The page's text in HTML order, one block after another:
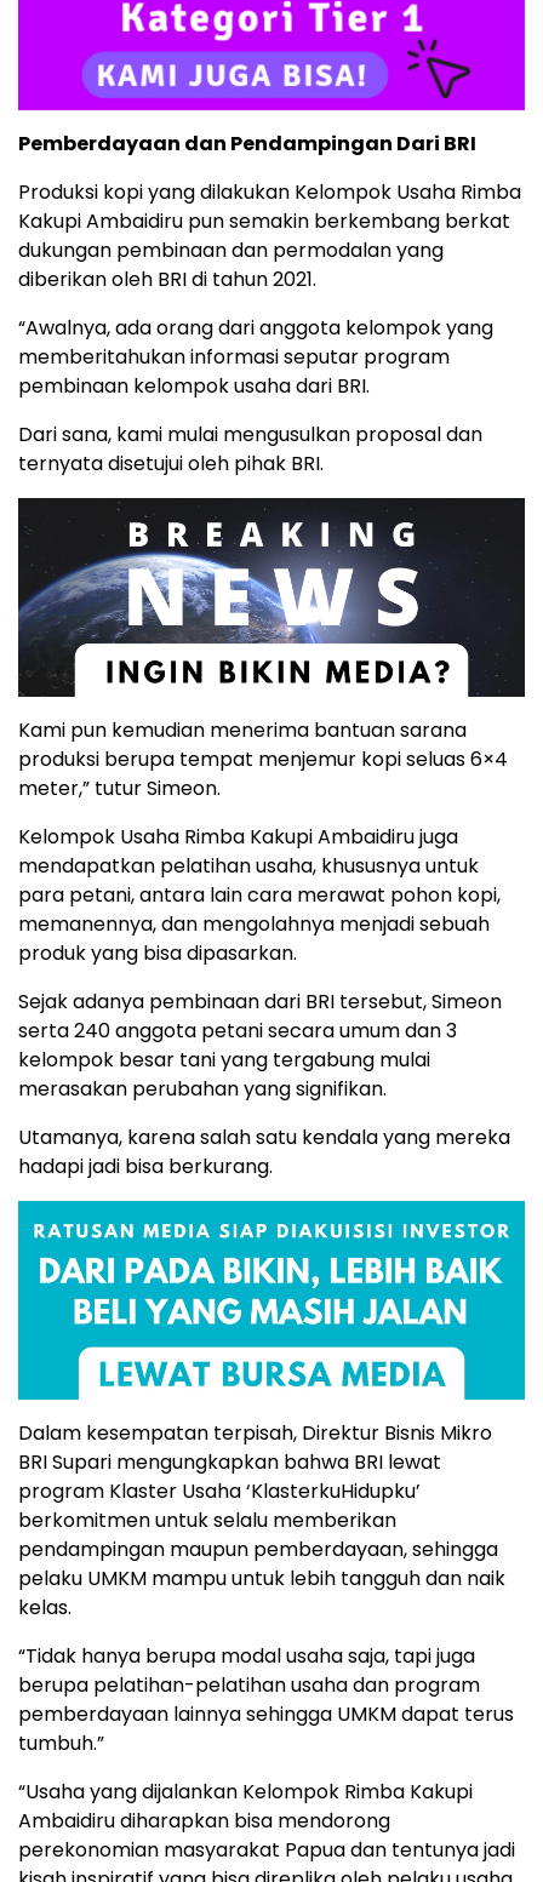
Pemberdayaan dan Pendampingan Dari BRI
Produksi kopi yang dilakukan Kelompok Usaha Rimba
Kakupi Ambaidiru pun semakin berkembang berkat
dukungan pembinaan dan permodalan yang
diberikan oleh BRI di tahun 2021.
“Awalnya, ada orang dari anggota kelompok yang
memberitahukan informasi seputar program
pembinaan kelompok usaha dari BRI.
Dari sana, kami mulai mengusulkan proposal dan
ternyata disetujui oleh pihak BRI.
Kami pun kemudian menerima bantuan sarana
produksi berupa tempat menjemur kopi seluas 6×4
meter,” tutur Simeon.
Kelompok Usaha Rimba Kakupi Ambaidiru juga
mendapatkan pelatihan usaha, khususnya untuk
para petani, antara lain cara merawat pohon kopi,
memanennya, dan mengolahnya menjadi sebuah
produk yang bisa dipasarkan.
Sejak adanya pembinaan dari BRI tersebut, Simeon
serta 240 anggota petani secara umum dan 3
kelompok besar tani yang tergabung mulai
merasakan perubahan yang signifikan.
Utamanya, karena salah satu kendala yang mereka
hadapi jadi bisa berkurang.
Dalam kesempatan terpisah, Direktur Bisnis Mikro
BRI Supari mengungkapkan bahwa BRI lewat
program Klaster Usaha ‘KlasterkuHidupku’
berkomitmen untuk selalu memberikan
pendampingan maupun pemberdayaan, sehingga
pelaku UMKM mampu untuk lebih tangguh dan naik
kelas.
“Tidak hanya berupa modal usaha saja, tapi juga
berupa pelatihan-pelatihan usaha dan program
pemberdayaan lainnya sehingga UMKM dapat terus
tumbuh.”
“Usaha yang dijalankan Kelompok Rimba Kakupi
Ambaidiru diharapkan bisa mendorong
perekonomian masyarakat Papua dan tentunya jadi